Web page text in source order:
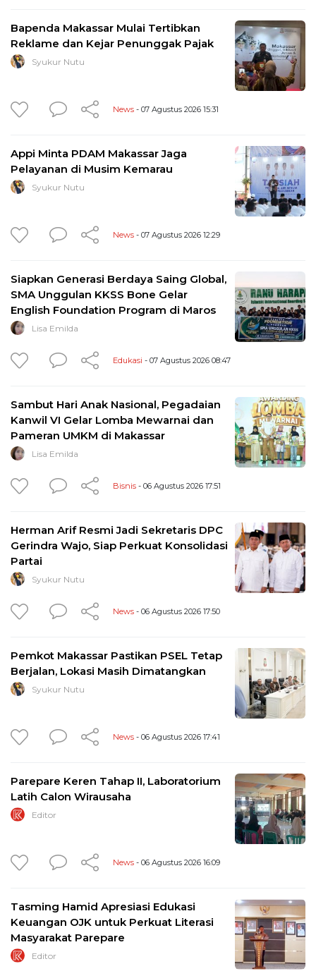
Bapenda Makassar Mulai Tertibkan
Reklame dan Kejar Penunggak Pajak
Syukur Nutu
News - 07 Agustus 2026 15:31
Appi Minta PDAM Makassar Jaga
Pelayanan di Musim Kemarau
Syukur Nutu
News - 07 Agustus 2026 12:29
Siapkan Generasi Berdaya Saing Global,
SMA Unggulan KKSS Bone Gelar
English Foundation Program di Maros
Lisa Emilda
Edukasi - 07 Agustus 2026 08:47
Sambut Hari Anak Nasional, Pegadaian
Kanwil VI Gelar Lomba Mewarnai dan
Pameran UMKM di Makassar
Lisa Emilda
Bisnis - 06 Agustus 2026 17:51
Herman Arif Resmi Jadi Sekretaris DPC
Gerindra Wajo, Siap Perkuat Konsolidasi
Partai
Syukur Nutu
News - 06 Agustus 2026 17:50
Pemkot Makassar Pastikan PSEL Tetap
Berjalan, Lokasi Masih Dimatangkan
Syukur Nutu
News - 06 Agustus 2026 17:41
Parepare Keren Tahap II, Laboratorium
Latih Calon Wirausaha
Editor
News - 06 Agustus 2026 16:09
Tasming Hamid Apresiasi Edukasi
Keuangan OJK untuk Perkuat Literasi
Masyarakat Parepare
Editor